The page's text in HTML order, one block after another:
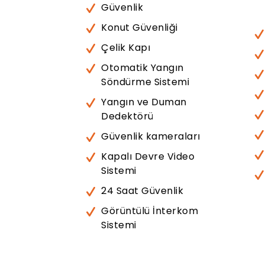
Güvenlik
Konut Güvenliği
Çelik Kapı
Otomatik Yangın
Söndürme Sistemi
Yangın ve Duman
Dedektörü
Güvenlik kameraları
Kapalı Devre Video
Sistemi
24 Saat Güvenlik
Görüntülü İnterkom
Sistemi